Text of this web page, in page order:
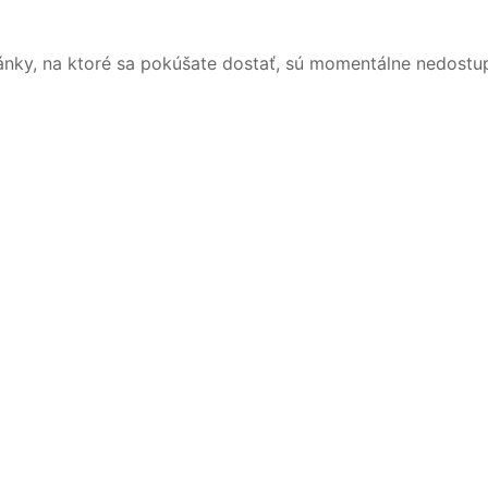
na ktoré sa pokúšate dostať, sú momentálne